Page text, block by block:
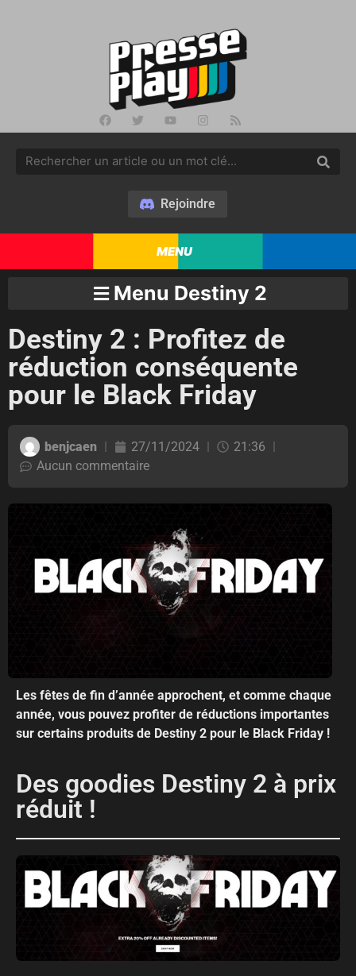
Rejoindre
MENU
Menu Destiny 2
Destiny 2 : Profitez de
réduction conséquente
pour le Black Friday
benjcaen 27/11/2024
21:36
Aucun commentaire
Les fêtes de fin d’année approchent, et comme chaque
année, vous pouvez profiter de réductions importantes
sur certains produits de Destiny 2 pour le Black Friday !
Des goodies Destiny 2 à prix
réduit !